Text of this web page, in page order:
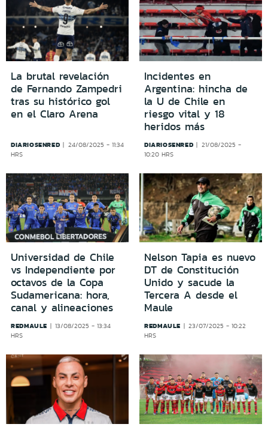
La brutal revelación
de Fernando Zampedri
tras su histórico gol
en el Claro Arena
DIARIOSENRED
24/08/2025 - 11:34
HRS
Incidentes en
Argentina: hincha de
la U de Chile en
riesgo vital y 18
heridos más
DIARIOSENRED
21/08/2025 -
10:20 HRS
Universidad de Chile
vs Independiente por
octavos de la Copa
Sudamericana: hora,
canal y alineaciones
REDMAULE
13/08/2025 - 13:34
HRS
Nelson Tapia es nuevo
DT de Constitución
Unido y sacude la
Tercera A desde el
Maule
REDMAULE
23/07/2025 - 10:22
HRS